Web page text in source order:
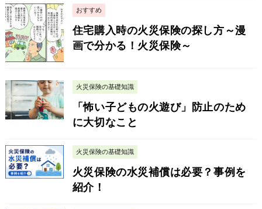
おすすめ
住宅購入時の火災保険の探し方～漫
画で分かる！火災保険～
火災保険の基礎知識
「怖い子どもの火遊び」防止のため
に大切なこと
火災保険の基礎知識
火災保険の水災補償は必要？事例を
紹介！